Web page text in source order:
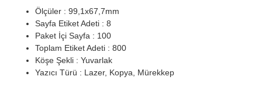
Ölçüler : 99,1x67,7mm
Sayfa Etiket Adeti : 8
Paket İçi Sayfa : 100
Toplam Etiket Adeti : 800
Köşe Şekli : Yuvarlak
Yazıcı Türü : Lazer, Kopya, Mürekkep